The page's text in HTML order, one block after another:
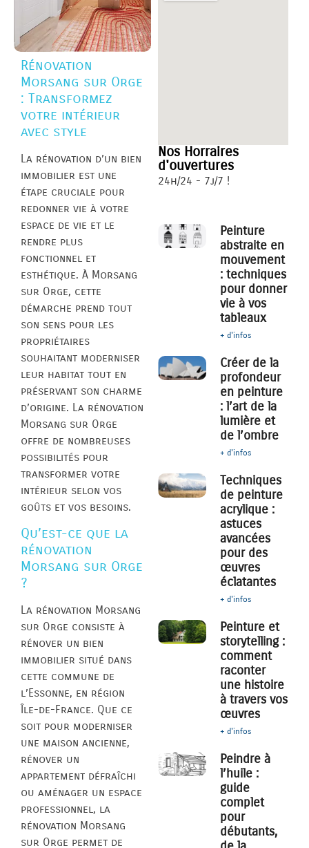
Rénovation
Morsang sur Orge
: Transformez
votre intérieur
avec style
La rénovation d’un bien
immobilier est une
étape cruciale pour
redonner vie à votre
espace de vie et le
rendre plus
fonctionnel et
esthétique. À Morsang
sur Orge, cette
démarche prend tout
son sens pour les
propriétaires
souhaitant moderniser
leur habitat tout en
préservant son charme
d’origine. La rénovation
Morsang sur Orge
offre de nombreuses
possibilités pour
transformer votre
intérieur selon vos
goûts et vos besoins.
Qu’est-ce que la
rénovation
Morsang sur Orge
?
La rénovation Morsang
sur Orge consiste à
rénover un bien
immobilier situé dans
cette commune de
l’Essonne, en région
Île-de-France. Que ce
soit pour moderniser
une maison ancienne,
rénover un
appartement défraîchi
ou aménager un espace
professionnel, la
rénovation Morsang
sur Orge permet de
Nos Horraires
d'ouvertures
24h/24 - 7j/7 !
Peinture
abstraite en
mouvement
: techniques
pour donner
vie à vos
tableaux
+ d'infos
Créer de la
profondeur
en peinture
: l’art de la
lumière et
de l’ombre
+ d'infos
Techniques
de peinture
acrylique :
astuces
avancées
pour des
œuvres
éclatantes
+ d'infos
Peinture et
storytelling :
comment
raconter
une histoire
à travers vos
œuvres
+ d'infos
Peindre à
l’huile :
guide
complet
pour
débutants,